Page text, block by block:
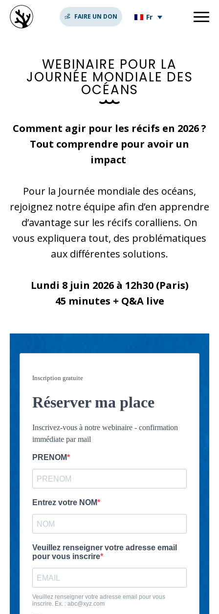
FAIRE UN DON Fr
WEBINAIRE POUR LA
JOURNÉE MONDIALE DES
OCÉANS
Comment agir pour les récifs en 2026 ?
Tout comprendre pour avoir un
impact
Pour la Journée mondiale des océans,
rejoignez notre équipe afin d’en apprendre
d’avantage sur les récifs coralliens. On
vous expliquera tout, des problématiques
aux différentes solutions.
Lundi 8 juin 2026 à 12h30 (Paris)
45 minutes + Q&A live